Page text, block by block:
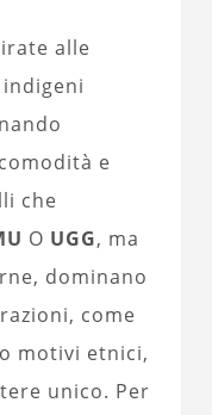
alle
e
che
O UGG, ma
dominano
come
motivi etnici,
unico. Per